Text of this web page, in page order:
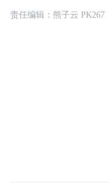
责任编辑：熊子云 PK267